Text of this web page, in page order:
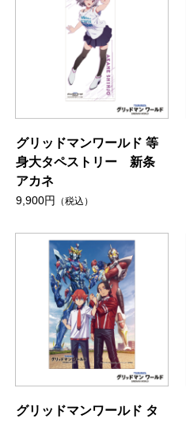
グリッドマンワールド 等
身大タペストリー 新条
アカネ
9,900円 （税込）
グリッドマンワールド タ